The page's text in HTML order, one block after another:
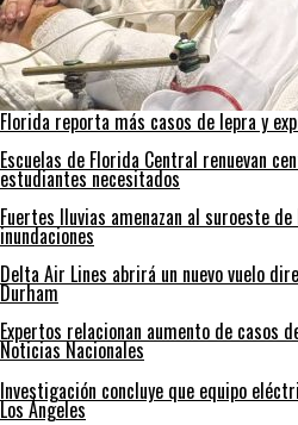
Florida reporta más casos de lepra y
Escuelas de Florida Central renuevan
estudiantes necesitados
Fuertes lluvias amenazan al suroeste
inundaciones
Delta Air Lines abrirá un nuevo vuelo
Durham
Expertos relacionan aumento de casos
Noticias Nacionales
Investigación concluye que equipo
Los Ángeles